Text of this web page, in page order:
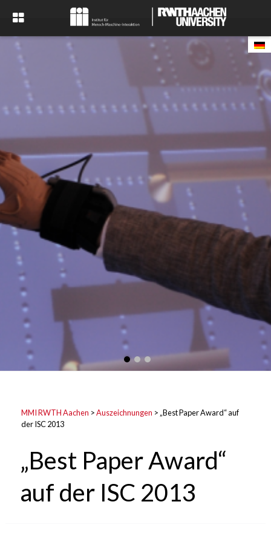
MMI RWTH Aachen >Auszeichnungen > „Best Paper Award“ auf
der ISC 2013
„Best Paper Award“
auf der ISC 2013